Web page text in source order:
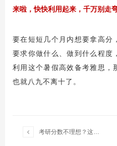
来啦，快快利用起来，千万别走
要在短短几个月内想要拿高分
要求你做什么、做到什么程度
利用这个暑假高效备考雅思，
也就八九不离十了。
 考研分数不理想？这份“留学救急”攻略助你成功逆袭！